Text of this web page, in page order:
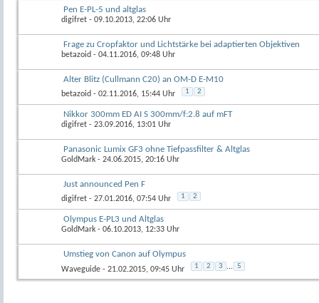
Pen E-PL-5 und altglas
digifret - 09.10.2013, 22:06 Uhr
Frage zu Cropfaktor und Lichtstärke bei adaptierten Objektiven
betazoid - 04.11.2016, 09:48 Uhr
Alter Blitz (Cullmann C20) an OM-D E-M10
betazoid - 02.11.2016, 15:44 Uhr 1 2
Nikkor 300mm ED AI S 300mm/f:2.8 auf mFT
digifret - 23.09.2016, 13:01 Uhr
Panasonic Lumix GF3 ohne Tiefpassfilter & Altglas
GoldMark - 24.06.2015, 20:16 Uhr
Just announced Pen F
digifret - 27.01.2016, 07:54 Uhr 1 2
Olympus E-PL3 und Altglas
GoldMark - 06.10.2013, 12:33 Uhr
Umstieg von Canon auf Olympus
Waveguide - 21.02.2015, 09:45 Uhr 1 2 3 ... 5